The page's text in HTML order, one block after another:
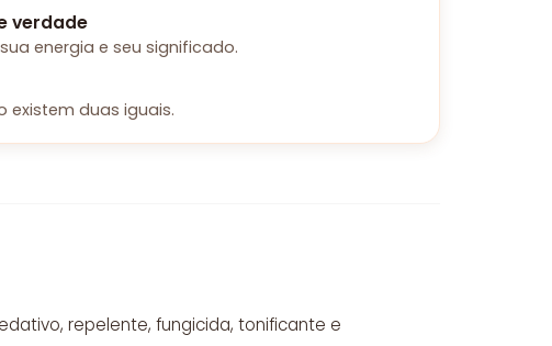
verdade
energia e seu significado.
existem duas iguais.
repelente, fungicida, tonificante e